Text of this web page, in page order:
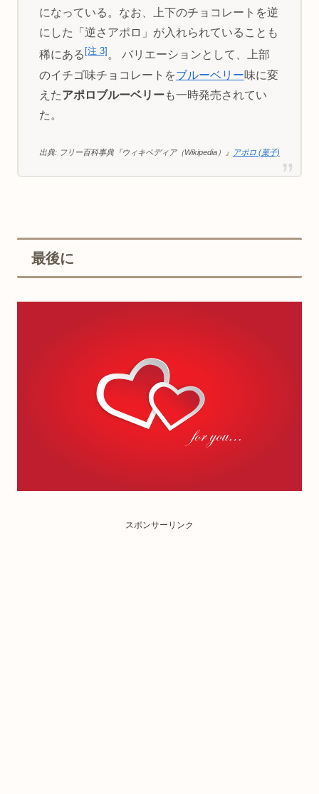
になっている。なお、上下のチョコレートを逆
にした「逆さアポロ」が入れられていることも
稀にある [注 3] 。 バリエーションとして、上部
のイチゴ味チョコレートをブルーベリー味に変
えたアポロブルーベリーも一時発売されてい
た。
出典: フリー百科事典『ウィキペディア（Wikipedia）』 アポロ (菓子)
最後に
スポンサーリンク